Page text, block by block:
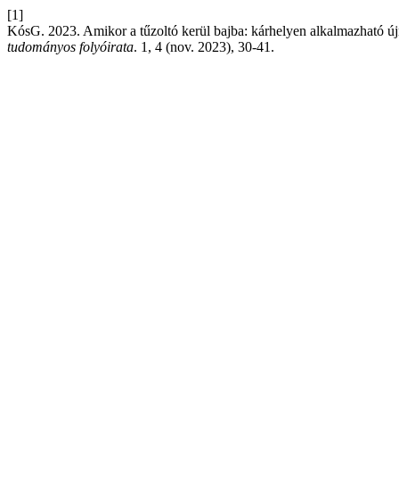
[1]
KósG. 2023. Amikor a tűzoltó kerül bajba: kárhelyen alkalmazható
tudományos folyóirata. 1, 4 (nov. 2023), 30-41.